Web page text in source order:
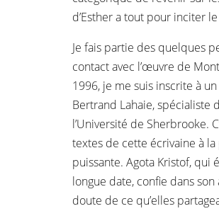
d’Esther a tout pour inciter
Je fais partie des quelques
contact avec l’œuvre de
1996, je me suis inscrite à
Bertrand Lahaie, spécialiste
l’Université de Sherbrooke.
textes de cette écrivaine à
puissante. Agota Kristof, qui
longue date, confie dans
doute de ce qu’elles